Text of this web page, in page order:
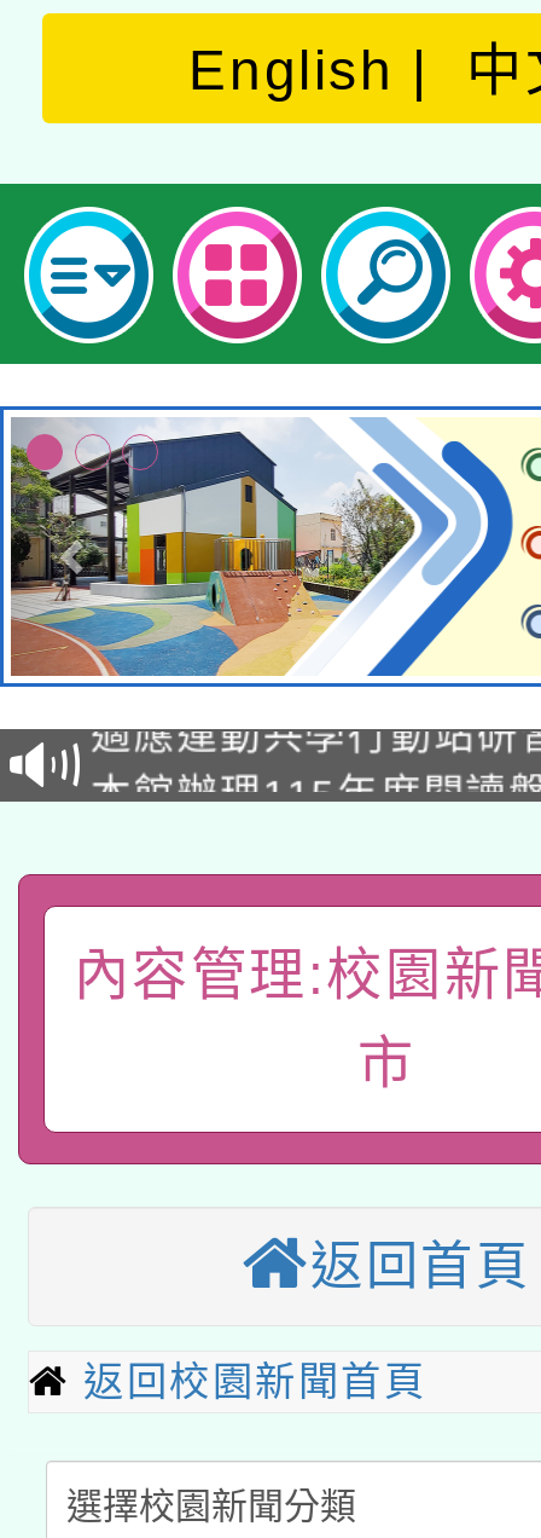
English 中
本校115學年度第2次
招甄選結果公告(無人
招)
本館辦理115年度閱讀
礎課程
「數位內容與教學軟體
有關大陸委員會函釋公
薪期間赴陸應申請許可
轉知經濟部水利署委託
業技術研究院辦理「
用水績優單位及節水達
115年8月22日(星期六
桃園市孔廟祈福系列
開 智慧啟航」
本校115學年度第2次
招甄選結果公告(無人
招)
適應運動共學行動站研
本館辦理115年度閱讀
礎課程
A3數位素養講師名單
內容管理:校園新
市
返回首頁
返回校園新聞首頁